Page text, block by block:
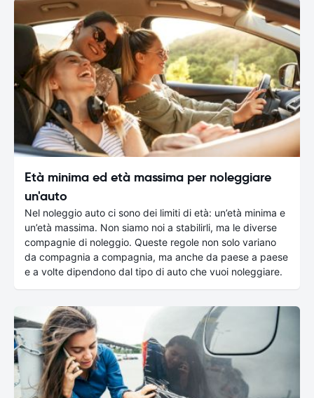
Età minima ed età massima per noleggiare
un'auto
Nel noleggio auto ci sono dei limiti di età: un’età minima e
un’età massima. Non siamo noi a stabilirli, ma le diverse
compagnie di noleggio. Queste regole non solo variano
da compagnia a compagnia, ma anche da paese a paese
e a volte dipendono dal tipo di auto che vuoi noleggiare.